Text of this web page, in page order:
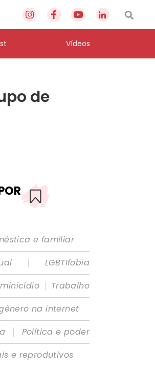
Vídeos
de
e familiar
|
LGBTIfobia
| Trabalho
na internet
|
Política e poder
e reprodutivos